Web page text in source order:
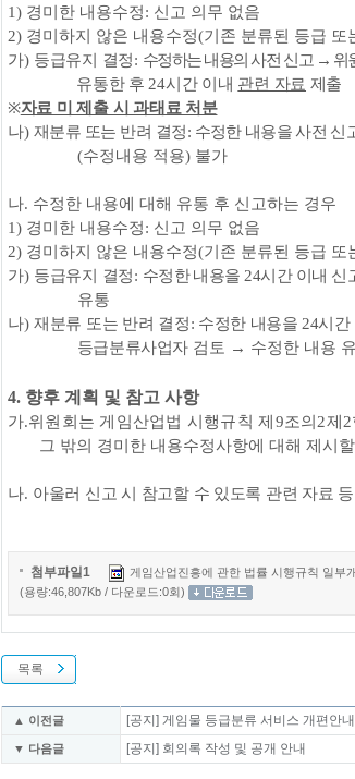
1) 경미한 내용수정: 신고 의무 없음
2) 경미하지 않은 내용수정(기존 분류된 등급 또
가) 등급유지 결정: 수정하는 내용의 사전 신고 → 위
유통한 후 24시간 이내 관련 자료 제출
※자료 미 제출 시 과태료 처분
나) 재분류 또는 반려 결정: 수정한 내용을 사전 신
(수정내용 적용) 불가
나. 수정한 내용에 대해 유통 후 신고하는 경우
1) 경미한 내용수정: 신고 의무 없음
2) 경미하지 않은 내용수정(기존 분류된 등급 또
가) 등급유지 결정: 수정한 내용을 24시간 이내 신
유통
나) 재분류 또는 반려 결정: 수정한 내용을 24시간
등급분류사업자 검토 → 수정한 내용
4. 향후 계획 및 참고 사항
가.위원회는 게임산업법 시행규칙 제 9조의 2제 2
그 밖의 경미한 내용수정사항에 대해 제시
나. 아울러 신고 시 참고할 수 있도록 관련 자료
첨부파일1
게임산업진흥에 관한 법률 시행규칙 일부
(용량:46,807Kb / 다운로드:0회)
목록
▲ 이전글 [공지] 게임물 등급분류 서비스 개편안내
▼ 다음글 [공지] 회의록 작성 및 공개 안내